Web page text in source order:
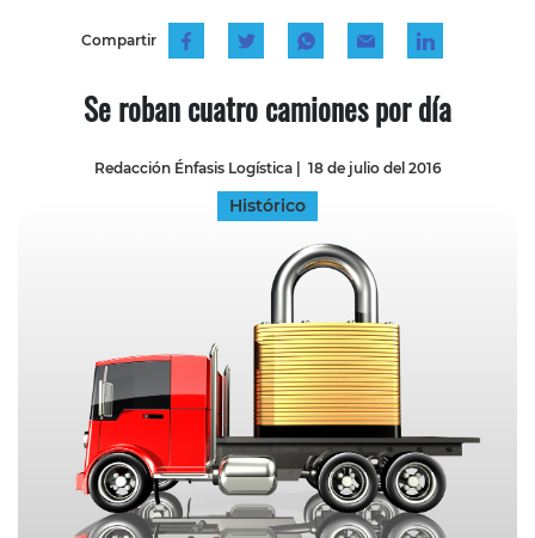
Compartir
Se roban cuatro camiones por día
Redacción Énfasis Logística| 18 de julio del 2016
Histórico